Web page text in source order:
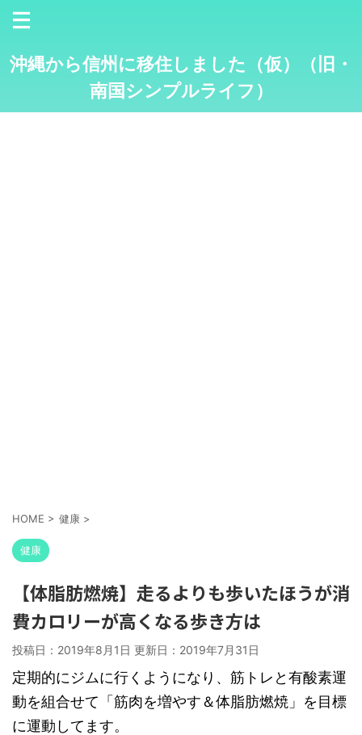
沖縄から信州に移住しました（仮）（旧・
南国シンプルライフ）
HOME > 健康 >
健康
【体脂肪燃焼】走るよりも歩いたほうが消
費カロリーが高くなる歩き方は
投稿日：2019年8月1日 更新日： 2019年7月31日
定期的にジムに行くようになり、筋トレと有酸素運
動を組合せて「筋肉を増やす＆体脂肪燃焼」を目標
に運動してます。